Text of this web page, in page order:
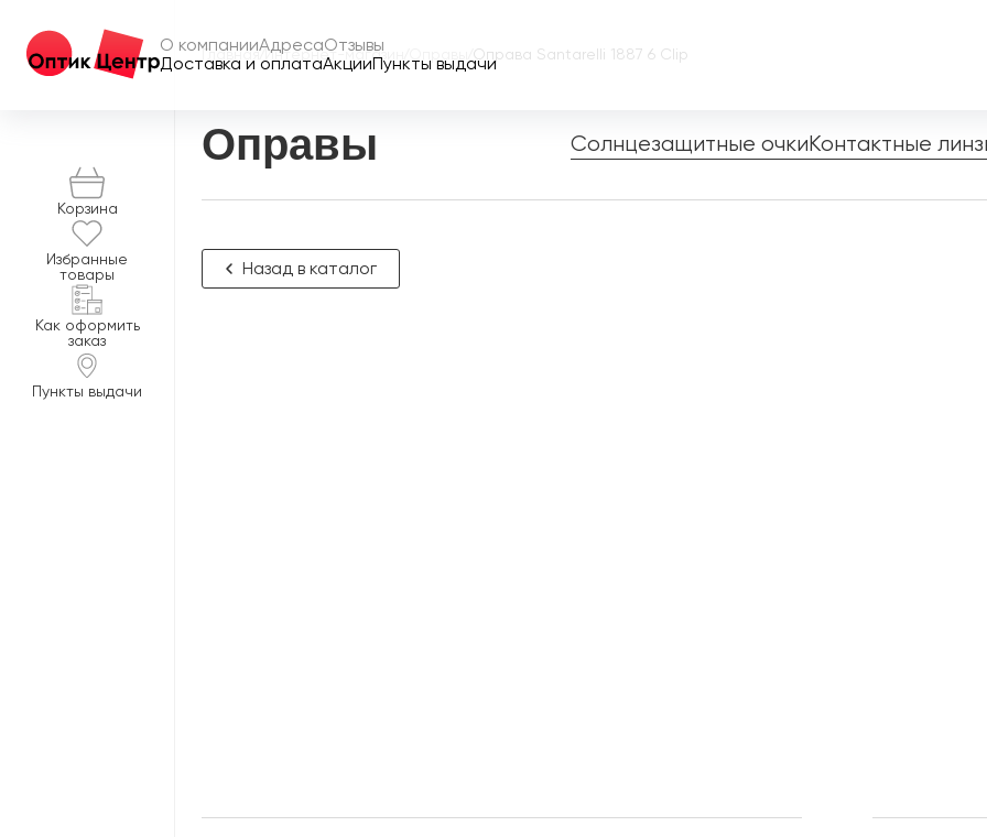
О компанииАдресаОтзывы
Доставка и оплатаАкцииПункты выдачи
Корзина
Избранные
товары
Как оформить
заказ
Пункты выдачи
Главная/ Интернет-магазин Оправа Santarelli 1887 6 Clip
Оправы Солнцезащитные очкиКонтактные
Назад в каталог